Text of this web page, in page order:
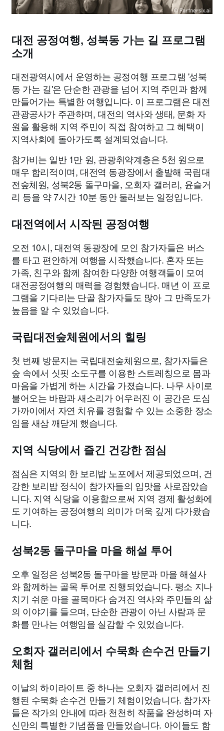
대전 공정여행, 성북동 가는 길 프로그램
소개
대전광역시에서 운영하는 공정여행 프로그램 '성북
동 가는 길'은 단순한 관광을 넘어 지역 주민과 함께
만들어가는 특별한 여행입니다. 이 프로그램은 대전
관광공사가 주관하며, 대전의 역사와 생태, 문화 자
원을 활용해 지역 주민이 직접 참여하고 그 혜택이
지역사회에 돌아가도록 설계되었습니다.
참가비는 일반 1만 원, 관광취약계층은 5천 원으로
매우 합리적이며, 대전역 동광장에서 출발해 국립대
전숲체원, 성북2동 돌구마을, 오회자 갤러리, 윤슬거
리 등을 약 7시간 10분 동안 둘러보는 일정입니다.
대전역에서 시작된 공정여행
오전 10시, 대전역 동광장에 모인 참가자들은 버스
를 타고 편안하게 여행을 시작했습니다. 혼자 또는
가족, 친구와 함께 참여한 다양한 여행객들이 모여
대전공정여행의 매력을 경험했습니다. 매년 이 프로
그램을 기다리는 단골 참가자들도 많아 그 만족도가
높음을 알 수 있었습니다.
국립대전숲체원에서의 힐링
첫 번째 방문지는 국립대전숲체원으로, 참가자들은
숲 속에서 싯핏 소도구를 이용한 스트레칭으로 몸과
마음을 가볍게 하는 시간을 가졌습니다. 나무 사이로
불어오는 바람과 새소리가 어우러진 이 공간은 도심
가까이에서 자연 치유를 경험할 수 있는 소중한 장소
임을 새삼 깨닫게 했습니다.
지역 식당에서 즐긴 건강한 점심
점심은 지역의 한 보리밥 노포에서 제공되었으며, 건
강한 보리밥 정식이 참가자들의 입맛을 사로잡았습
니다. 지역 식당을 이용함으로써 지역 경제 활성화에
도 기여하는 공정여행의 의미가 더욱 깊게 다가왔습
니다.
성북2동 돌구마을 마을 해설 투어
오후 일정은 성북2동 돌구마을 방문과 마을 해설사
와 함께하는 골목 투어로 진행되었습니다. 평소 지나
치기 쉬운 마을 골목마다 숨겨진 역사와 주민들의 삶
의 이야기를 들으며, 단순한 관광이 아닌 사람과 문
화를 만나는 여행임을 실감할 수 있었습니다.
오회자 갤러리에서 수묵화 손수건 만들기
체험
이날의 하이라이트 중 하나는 오회자 갤러리에서 진
행된 수묵화 손수건 만들기 체험이었습니다. 참가자
들은 작가의 안내에 따라 천천히 작품을 완성하며 자
신만의 특별한 기념품을 만들었습니다. 아이들도 함